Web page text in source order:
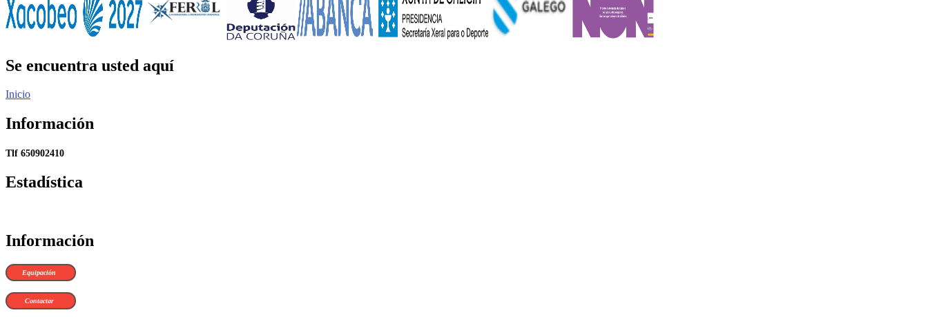
Se encuentra usted aquí
Inicio
Información
Tlf 650902410
Estadística
Información
Equipación
Contactar